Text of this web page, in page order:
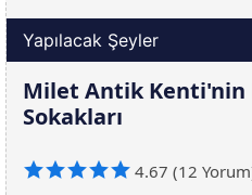
Yapılacak Şeyler
Milet Antik Kenti'nin
Sokakları
4.67 (12